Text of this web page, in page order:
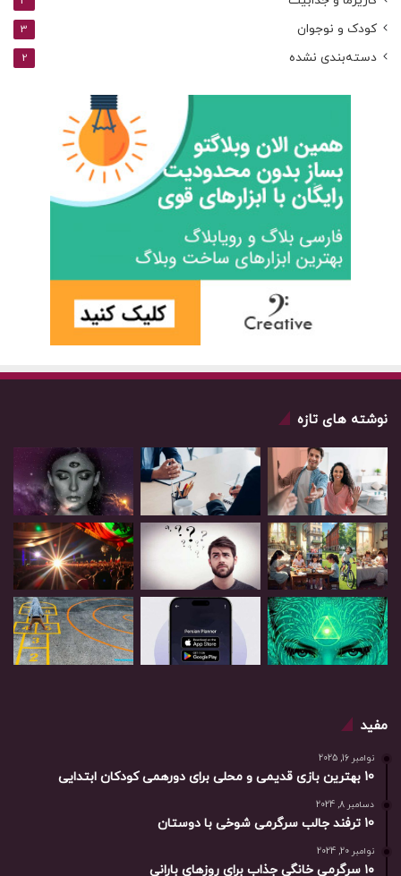
کودک و نوجوان 3
دسته‌بندی نشده 2
نوشته های تازه
مفید
نوامبر 16, 2025
10 بهترین بازی‌ قدیمی و محلی برای دورهمی کودکان ابتدایی
دسامبر 8, 2024
10 ترفند جالب سرگرمی شوخی با دوستان
نوامبر 20, 2024
۱۰ سرگرمی خانگی جذاب برای روزهای بارانی